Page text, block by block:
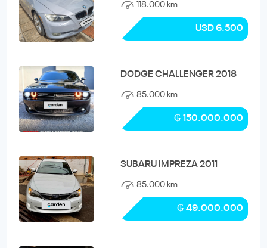
118.000 km
USD 6.500
DODGE CHALLENGER 2018
85.000 km
₲ 150.000.000
SUBARU IMPREZA 2011
85.000 km
₲ 49.000.000